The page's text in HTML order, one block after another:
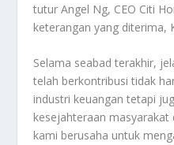
tutur Angel Ng, CEO Citi
keterangan yang diterima,
Selama seabad terakhir,
telah berkontribusi tidak
industri keuangan tetapi
kesejahteraan
kami berusaha untuk